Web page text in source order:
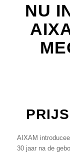
NU
AIXAM
30 jaar na de